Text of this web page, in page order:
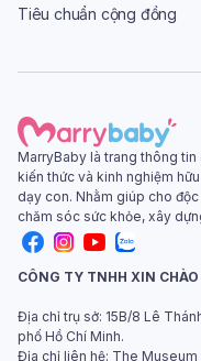
Tiêu chuẩn cộng đồng
MarryBaby là trang thông
kiến thức và kinh nghiệm
dạy con. Nhằm giúp cho
chăm sóc sức khỏe, xây
CÔNG TY TNHH XIN CHÀO
Địa chỉ trụ sở: 15B/8 Lê
phố Hồ Chí Minh.
Địa chỉ liên hệ: The Museum